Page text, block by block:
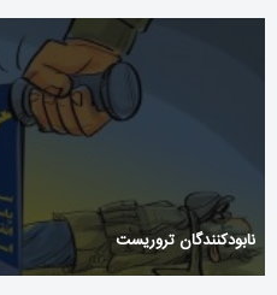
نابودکنندگان تروریست